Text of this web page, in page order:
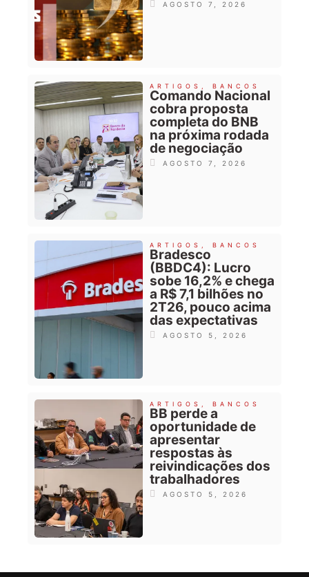
AGOSTO 7, 2026
ARTIGOS BANCOS
Comando Nacional
cobra proposta
completa do BNB
na próxima rodada
de negociação
AGOSTO 7, 2026
ARTIGOS BANCOS
Bradesco
(BBDC4): Lucro
sobe 16,2% e chega
a R$ 7,1 bilhões no
2T26, pouco acima
das expectativas
AGOSTO 5, 2026
ARTIGOS BANCOS
BB perde a
oportunidade de
apresentar
respostas às
reivindicações dos
trabalhadores
AGOSTO 5, 2026